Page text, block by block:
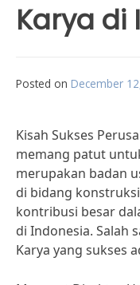
Karya di
Posted on December
Kisah Sukses
memang patut
merupakan badan
di bidang
kontribusi besar
di Indonesia. Salah
Karya yang sukses